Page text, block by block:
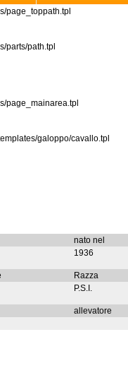
page_toppath.tpl
parts/path.tpl
page_mainarea.tpl
galoppo/cavallo.tpl
nato nel
1936
Razza
P.S.I.
allevatore